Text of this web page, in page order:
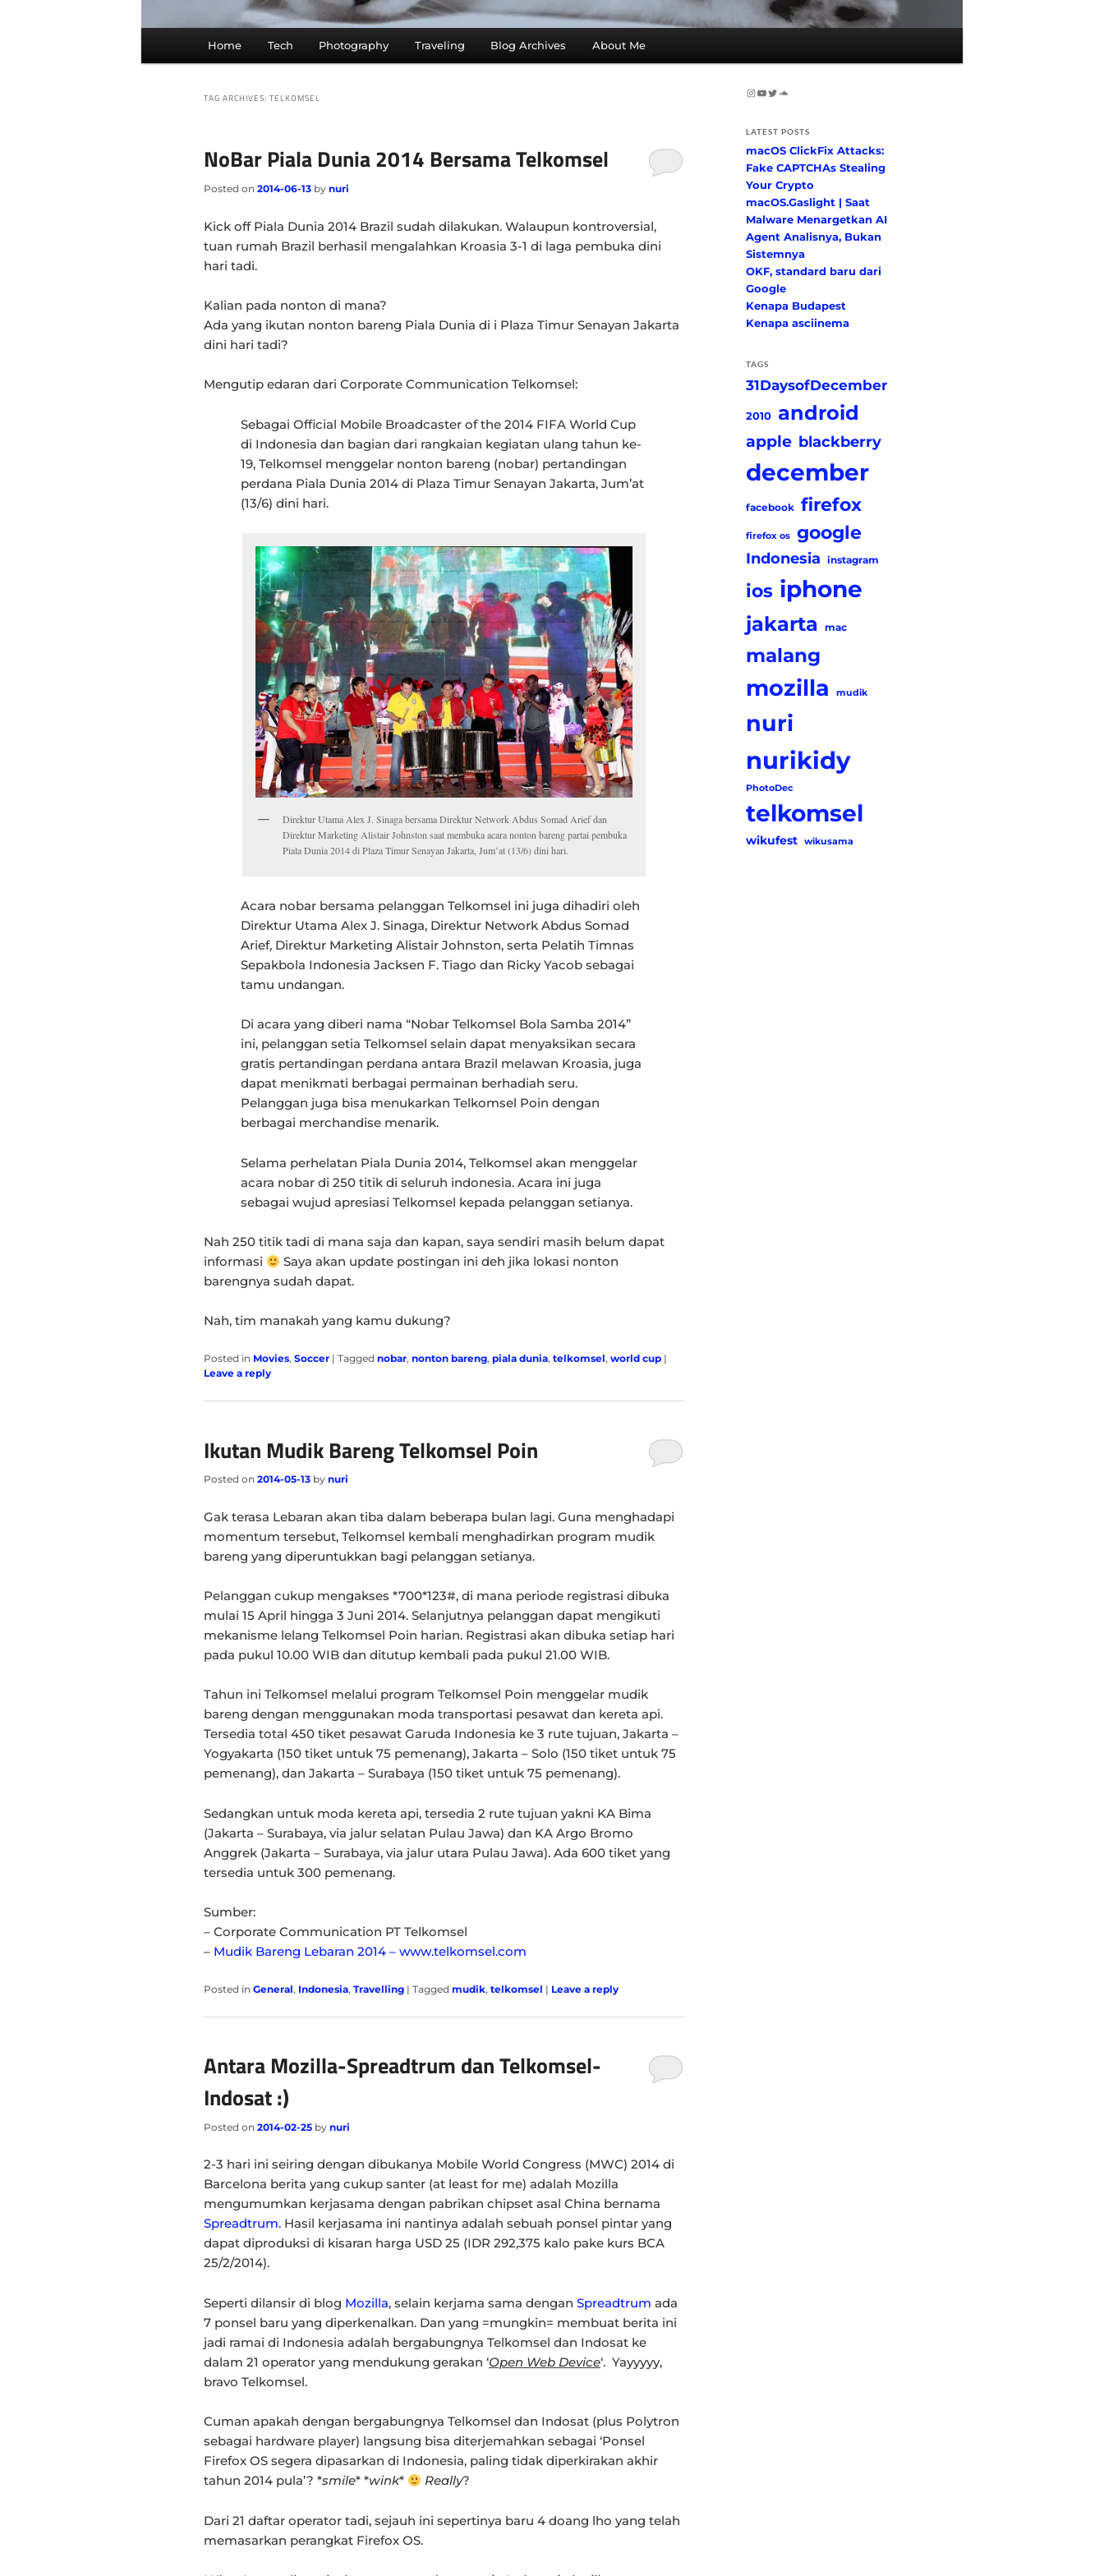
Home Tech Photography Traveling Blog Archives About Me
TAG ARCHIVES: TELKOMSEL
NoBar Piala Dunia 2014 Bersama Telkomsel
Posted on 2014-06-13 by nuri
Kick off Piala Dunia 2014 Brazil sudah dilakukan. Walaupun kontroversial,
tuan rumah Brazil berhasil mengalahkan Kroasia 3-1 di laga pembuka dini
hari tadi.
Kalian pada nonton di mana?
Ada yang ikutan nonton bareng Piala Dunia di i Plaza Timur Senayan Jakarta
dini hari tadi?
Mengutip edaran dari Corporate Communication Telkomsel:
Sebagai Official Mobile Broadcaster of the 2014 FIFA World Cup
di Indonesia dan bagian dari rangkaian kegiatan ulang tahun ke-
19, Telkomsel menggelar nonton bareng (nobar) pertandingan
perdana Piala Dunia 2014 di Plaza Timur Senayan Jakarta, Jum’at
(13/6) dini hari.
Direktur Utama Alex J. Sinaga bersama Direktur Network Abdus Somad Arief dan
Direktur Marketing Alistair Johnston saat membuka acara nonton bareng partai pembuka
Piala Dunia 2014 di Plaza Timur Senayan Jakarta, Jum’at (13/6) dini hari.
Acara nobar bersama pelanggan Telkomsel ini juga dihadiri oleh
Direktur Utama Alex J. Sinaga, Direktur Network Abdus Somad
Arief, Direktur Marketing Alistair Johnston, serta Pelatih Timnas
Sepakbola Indonesia Jacksen F. Tiago dan Ricky Yacob sebagai
tamu undangan.
Di acara yang diberi nama “Nobar Telkomsel Bola Samba 2014”
ini, pelanggan setia Telkomsel selain dapat menyaksikan secara
gratis pertandingan perdana antara Brazil melawan Kroasia, juga
dapat menikmati berbagai permainan berhadiah seru.
Pelanggan juga bisa menukarkan Telkomsel Poin dengan
berbagai merchandise menarik.
Selama perhelatan Piala Dunia 2014, Telkomsel akan menggelar
acara nobar di 250 titik di seluruh indonesia. Acara ini juga
sebagai wujud apresiasi Telkomsel kepada pelanggan setianya.
Nah 250 titik tadi di mana saja dan kapan, saya sendiri masih belum dapat
informasi
Saya akan update postingan ini deh jika lokasi nonton
barengnya sudah dapat.
Nah, tim manakah yang kamu dukung?
Posted in Movies, Soccer | Tagged nobar, nonton bareng, piala dunia, telkomsel, world cup |
Leave a reply
Ikutan Mudik Bareng Telkomsel Poin
Posted on 2014-05-13 by nuri
Gak terasa Lebaran akan tiba dalam beberapa bulan lagi. Guna menghadapi
momentum tersebut, Telkomsel kembali menghadirkan program mudik
bareng yang diperuntukkan bagi pelanggan setianya.
Pelanggan cukup mengakses *700*123#, di mana periode registrasi dibuka
mulai 15 April hingga 3 Juni 2014. Selanjutnya pelanggan dapat mengikuti
mekanisme lelang Telkomsel Poin harian. Registrasi akan dibuka setiap hari
pada pukul 10.00 WIB dan ditutup kembali pada pukul 21.00 WIB.
Tahun ini Telkomsel melalui program Telkomsel Poin menggelar mudik
bareng dengan menggunakan moda transportasi pesawat dan kereta api.
Tersedia total 450 tiket pesawat Garuda Indonesia ke 3 rute tujuan, Jakarta –
Yogyakarta (150 tiket untuk 75 pemenang), Jakarta – Solo (150 tiket untuk 75
pemenang), dan Jakarta – Surabaya (150 tiket untuk 75 pemenang).
Sedangkan untuk moda kereta api, tersedia 2 rute tujuan yakni KA Bima
(Jakarta – Surabaya, via jalur selatan Pulau Jawa) dan KA Argo Bromo
Anggrek (Jakarta – Surabaya, via jalur utara Pulau Jawa). Ada 600 tiket yang
tersedia untuk 300 pemenang.
Sumber:
– Corporate Communication PT Telkomsel
– Mudik Bareng Lebaran 2014 – www.telkomsel.com
Posted in General, Indonesia, Travelling | Tagged mudik, telkomsel | Leave a reply
Antara Mozilla-Spreadtrum dan Telkomsel-
Indosat :)
Posted on 2014-02-25 by nuri
2-3 hari ini seiring dengan dibukanya Mobile World Congress (MWC) 2014 di
Barcelona berita yang cukup santer (at least for me) adalah Mozilla
mengumumkan kerjasama dengan pabrikan chipset asal China bernama
Spreadtrum. Hasil kerjasama ini nantinya adalah sebuah ponsel pintar yang
dapat diproduksi di kisaran harga USD 25 (IDR 292,375 kalo pake kurs BCA
25/2/2014).
Seperti dilansir di blog Mozilla, selain kerjama sama dengan Spreadtrum ada
7 ponsel baru yang diperkenalkan. Dan yang =mungkin= membuat berita ini
jadi ramai di Indonesia adalah bergabungnya Telkomsel dan Indosat ke
dalam 21 operator yang mendukung gerakan ‘Open Web Device‘. Yayyyyy,
bravo Telkomsel.
Cuman apakah dengan bergabungnya Telkomsel dan Indosat (plus Polytron
sebagai hardware player) langsung bisa diterjemahkan sebagai ‘Ponsel
Firefox OS segera dipasarkan di Indonesia, paling tidak diperkirakan akhir
tahun 2014 pula’? *smile* *wink* Really?
Dari 21 daftar operator tadi, sejauh ini sepertinya baru 4 doang lho yang telah
memasarkan perangkat Firefox OS.
Instagram
YouTube
Twitter
SoundCloud
LATEST POSTS
macOS ClickFix Attacks:
Fake CAPTCHAs Stealing
Your Crypto
macOS.Gaslight | Saat
Malware Menargetkan AI
Agent Analisnya, Bukan
Sistemnya
OKF, standard baru dari
Google
Kenapa Budapest
Kenapa asciinema
TAGS
31DaysofDecember
2010 android
apple blackberry
december
facebook firefox
firefox os google
Indonesia instagram
ios iphone
jakarta mac
malang
mozilla mudik
nuri
nurikidy
PhotoDec
telkomsel
wikufest wikusama